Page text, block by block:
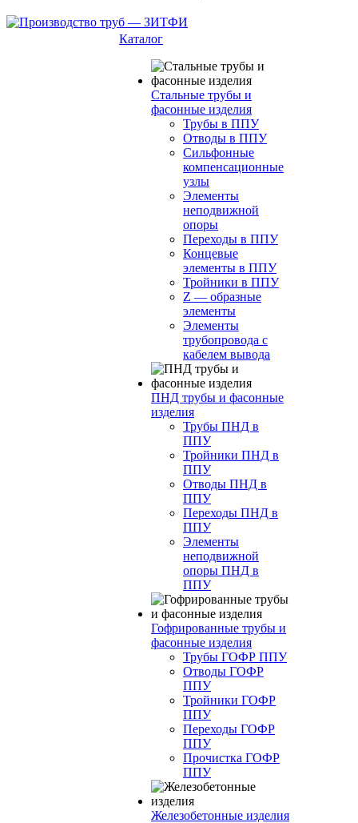
Каталог
Стальные трубы и
фасонные изделия
Трубы в ППУ
Отводы в ППУ
Сильфонные
компенсационные
узлы
Элементы
неподвижной
опоры
Переходы в ППУ
Концевые
элементы в ППУ
Тройники в ППУ
Z — образные
элементы
Элементы
трубопровода с
кабелем вывода
ПНД трубы и фасонные
изделия
Трубы ПНД в
ППУ
Тройники ПНД в
ППУ
Отводы ПНД в
ППУ
Переходы ПНД в
ППУ
Элементы
неподвижной
опоры ПНД в
ППУ
Гофрированные трубы и
фасонные изделия
Трубы ГОФР ППУ
Отводы ГОФР
ППУ
Тройники ГОФР
ППУ
Переходы ГОФР
ППУ
Прочистка ГОФР
ППУ
Железобетонные изделия